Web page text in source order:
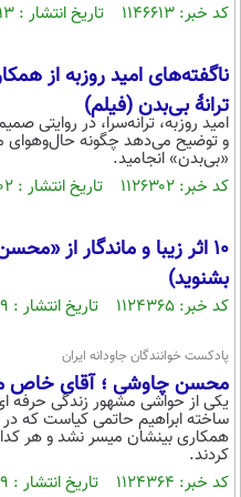
کد خبر: ۱۱۴۶۶۱۳ تاریخ انتشار : ۱۴۰۴/۱۲/۱۳
ناگفته‌های امید روزبه از
ترانۀ بی‌بدن (فیلم)
امید روزبه، ترانه‌سرا، در
و توضیح می‌دهد چگونه حال‌وهوای
«بی‌بدن» انجامید.
کد خبر: ۱۱۲۶۳۰۲ تاریخ انتشار : ۱۴۰۴/۱۰/۰۲
10 اثر زیبا و ماندگار از
بشنوید)
کد خبر: ۱۱۲۴۳۶۵ تاریخ انتشار : ۱۴۰۴/۰۹/۲۹
پادکست خوانندگان جاودانه ایران
محسن چاوشی ؛ آقای خاص
یکی از حواشی مشهور زندگی
ساخته ابراهیم حاتمی کیاست که
همکاری بینشان میسر نشد و هر
کردند.
کد خبر: ۱۱۲۴۳۶۴ تاریخ انتشار : ۱۴۰۴/۰۹/۲۹